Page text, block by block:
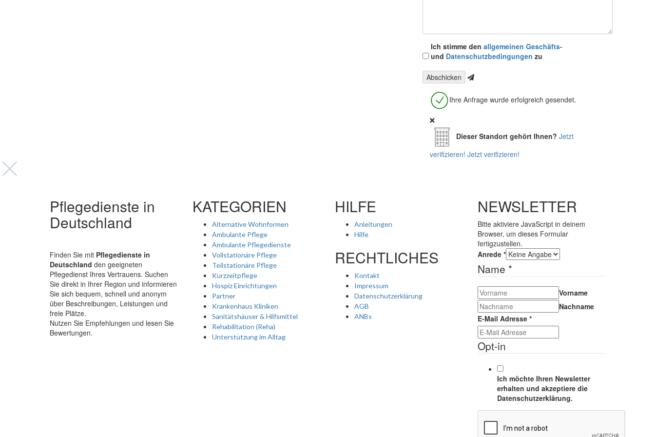
Ich stimme den allgemeinen Geschäfts-
und Datenschutzbedingungen zu
Ihre Anfrage wurde erfolgreich gesendet.
Dieser Standort gehört Ihnen? Jetzt
verifizieren! Jetzt verifizieren!
Pflegedienste in
Deutschland
Finden Sie mit Pflegedienste in
Deutschland den geeigneten
Pflegedienst Ihres Vertrauens. Suchen
Sie direkt in Ihrer Region und informieren
Sie sich bequem, schnell und anonym
über Beschreibungen, Leistungen und
freie Plätze.
Nutzen Sie Empfehlungen und lesen Sie
Bewertungen.
KATEGORIEN
Alternative Wohnformen
Ambulante Pflege
Ambulante Pflegedienste
Vollstationäre Pflege
Teilstationäre Pflege
Kurzzeitpflege
Hospiz Einrichtungen
Partner
Krankenhaus Kliniken
Sanitätshäuser & Hilfsmittel
Rehabilitation (Reha)
Unterstützung im Alltag
HILFE
Anleitungen
Hilfe
RECHTLICHES
Kontakt
Impressum
Datenschutzerklärung
AGB
ANBs
NEWSLETTER
Bitte aktiviere JavaScript in deinem
Browser, um dieses Formular
fertigzustellen.
Anrede *
Name *
Vorname
Nachname
E-Mail Adresse *
Opt-in
Ich möchte Ihren Newsletter
erhalten und akzeptiere die
Datenschutzerklärung.